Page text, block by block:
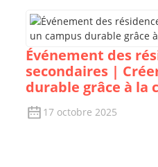
Événement des
secondaires |
durable grâce à la
17 octobre 2025